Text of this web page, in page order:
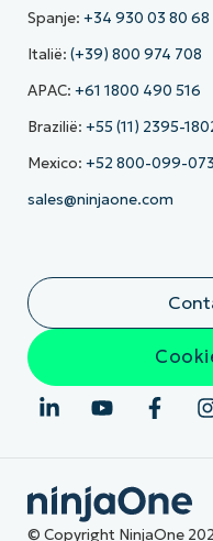
Spanje: +34 930 03 80 68
Italië: (+39) 800 974 708
APAC: +61 1800 490 516
Brazilië: +55 (11) 2395-
Mexico: +52 800-099-
sales@ninjaone.com
© Copyright NinjaOne